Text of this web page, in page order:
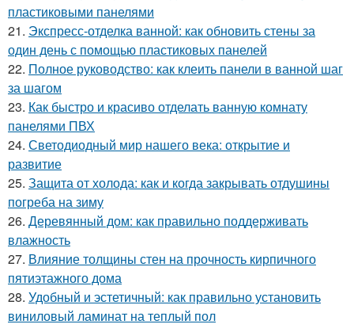
пластиковыми панелями
21. Экспресс-отделка ванной: как обновить стены за
один день с помощью пластиковых панелей
22. Полное руководство: как клеить панели в ванной шаг
за шагом
23. Как быстро и красиво отделать ванную комнату
панелями ПВХ
24. Светодиодный мир нашего века: открытие и
развитие
25. Защита от холода: как и когда закрывать отдушины
погреба на зиму
26. Деревянный дом: как правильно поддерживать
влажность
27. Влияние толщины стен на прочность кирпичного
пятиэтажного дома
28. Удобный и эстетичный: как правильно установить
виниловый ламинат на теплый пол